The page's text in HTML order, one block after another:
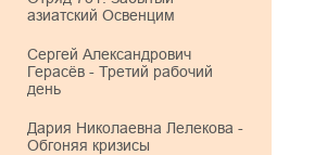
азиатский Освенцим
Сергей Александрович
Герасёв - Третий рабочий
день
Дария Николаевна Лелекова -
Обгоняя кризисы